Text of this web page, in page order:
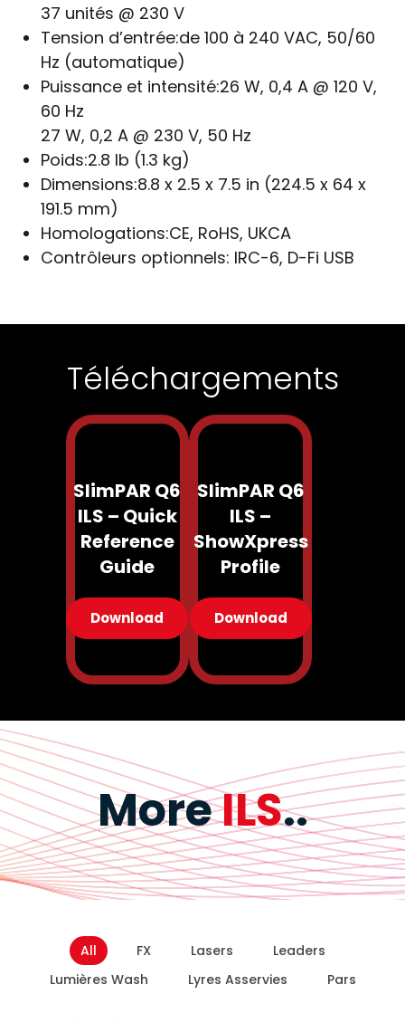
37 unités @ 230 V
Tension d’entrée:de 100 à 240 VAC, 50/60
Hz (automatique)
Puissance et intensité:26 W, 0,4 A @ 120 V,
60 Hz
27 W, 0,2 A @ 230 V, 50 Hz
Poids:2.8 lb (1.3 kg)
Dimensions:8.8 x 2.5 x 7.5 in (224.5 x 64 x
191.5 mm)
Homologations:CE, RoHS, UKCA
Contrôleurs optionnels: IRC-6, D-Fi USB
Téléchargements
SlimPAR Q6
ILS – Quick
Reference
Guide
Download
SlimPAR Q6
ILS –
ShowXpress
Profile
Download
MoreILS..
All FX Lasers
Leaders
Lumières Wash
Lyres Asservies Pars